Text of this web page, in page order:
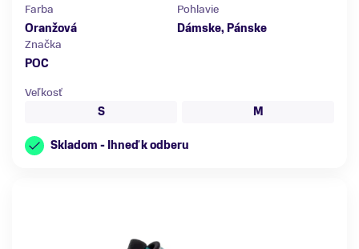
Farba
Oranžová
Pohlavie
Dámske, Pánske
Značka
POC
Veľkosť
S
M
Skladom - Ihneď k odberu